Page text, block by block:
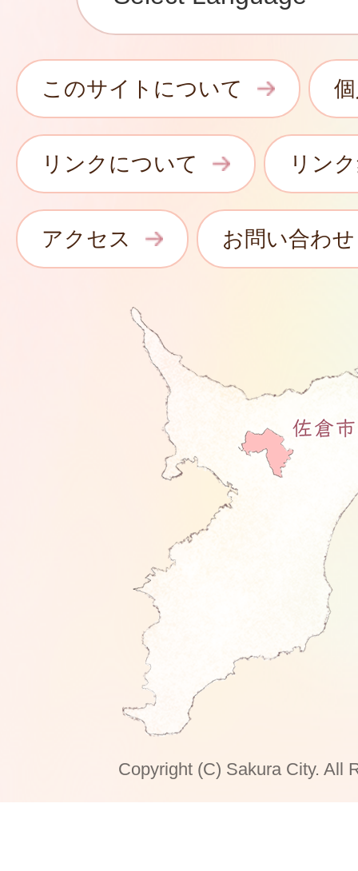
このサイトについて
リンクについて リン
アクセス お問い合わせ
Copyright (C) Sakura City. All